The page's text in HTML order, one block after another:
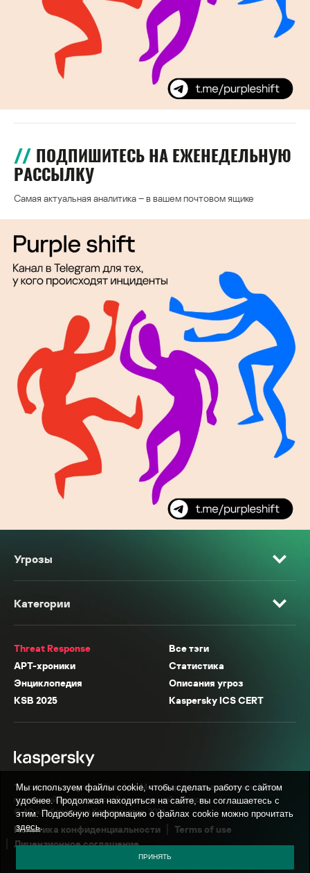
ПОДПИШИТЕСЬ НА ЕЖЕНЕДЕЛЬНУЮ
РАССЫЛКУ
Самая актуальная аналитика – в вашем почтовом ящике
Угрозы
Категории
Threat Response
Все тэги
APT-хроники
Статистика
Энциклопедия
Описания угроз
KSB 2025
Kaspersky ICS CERT
* Facebook, Instagram, WhatsApp, Meta AI принадлежат компании Meta,
признанной экстремистской организацией в России.
© АО «Лаборатория Касперского», 2026.
Политика конфиденциальности
Terms of use
Лицензионное соглашение
Мы используем файлы cookie, чтобы сделать работу с сайтом
удобнее. Продолжая находиться на сайте, вы соглашаетесь с
этим. Подробную информацию о файлах cookie можно прочитать
здесь.
ПРИНЯТЬ